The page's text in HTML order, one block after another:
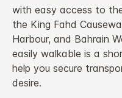
with easy access to
the King Fahd
Harbour, and Bahrain
easily walkable is a
help you secure
desire.